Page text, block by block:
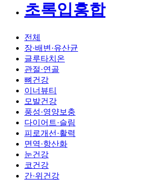
초록입홍합
전체
장·배변·유산균
글루타치온
관절·연골
뼈건강
이너뷰티
모발건강
풍성·영양보충
다이어트·슬림
피로개선·활력
면역·항산화
눈건강
코건강
간·위건강